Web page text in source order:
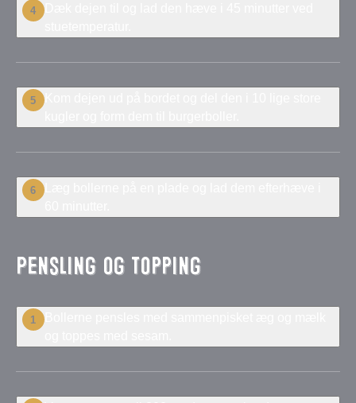
4
Dæk dejen til og lad den hæve i 45 minutter ved
5
Kom dejen ud på bordet og del den i 10 lige store
6
Læg bollerne på en plade og lad dem efterhæve i
Pensling og topping
1
Bollerne pensles med sammenpisket æg og mælk